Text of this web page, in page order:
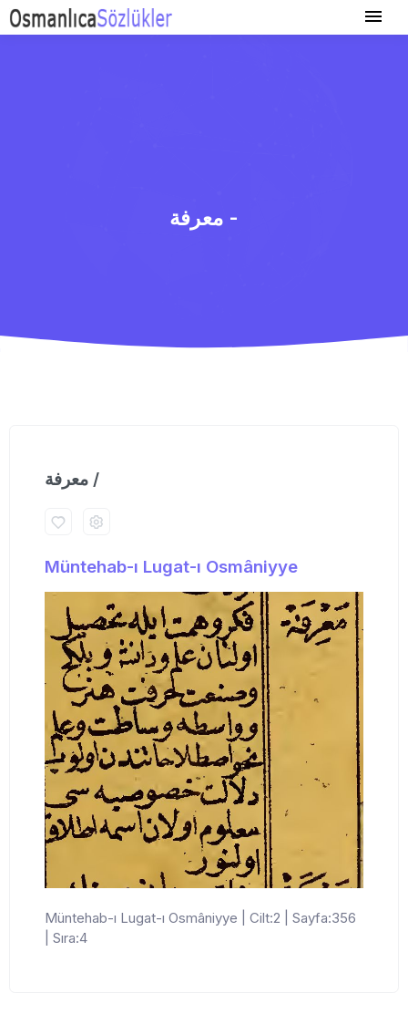
معرفة -
معرفة /
Müntehab-ı Lugat-ı Osmâniyye
Müntehab-ı Lugat-ı Osmâniyye | Cilt:2 | Sayfa:356
| Sıra:4